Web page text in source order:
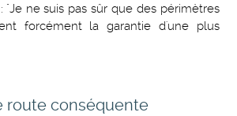
"Je ne suis pas sûr que des périmètres
forcément la garantie d'une plus
route conséquente